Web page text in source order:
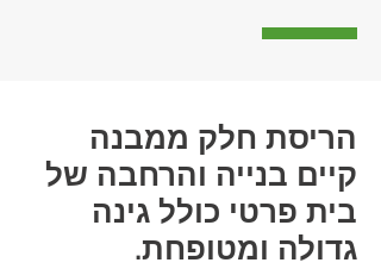
הריסת חלק ממבנה
קיים בנייה והרחבה של
בית פרטי כולל גינה
גדולה ומטופחת.